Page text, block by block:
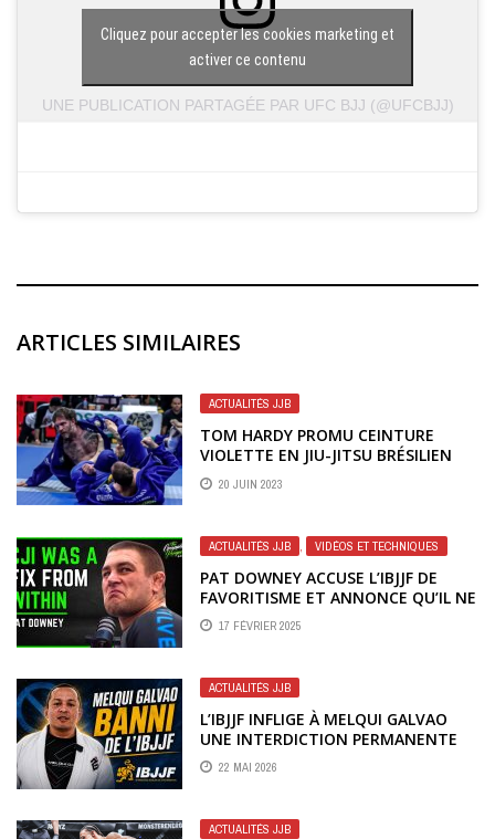
UNE PUBLICATION PARTAGÉE PAR UFC BJJ (@UFCBJJ)
Cliquez pour accepter les cookies marketing et
activer ce contenu
ARTICLES SIMILAIRES
ACTUALITÉS JJB
TOM HARDY PROMU CEINTURE
VIOLETTE EN JIU-JITSU BRÉSILIEN
20 JUIN 2023
ACTUALITÉS JJB VIDÉOS ET TECHNIQUES
PAT DOWNEY ACCUSE L’IBJJF DE
FAVORITISME ET ANNONCE QU’IL NE
COMBATTRA PLUS DANS LEUR
CIRCUIT
17 FÉVRIER 2025
ACTUALITÉS JJB
L’IBJJF INFLIGE À MELQUI GALVAO
UNE INTERDICTION PERMANENTE
AU MILIEU DE RÉCENTES
ALLÉGATIONS
22 MAI 2026
ACTUALITÉS JJB